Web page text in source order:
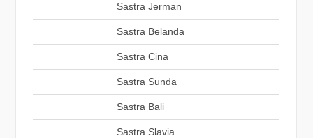
Sastra Jerman
Sastra Belanda
Sastra Cina
Sastra Sunda
Sastra Bali
Sastra Slavia